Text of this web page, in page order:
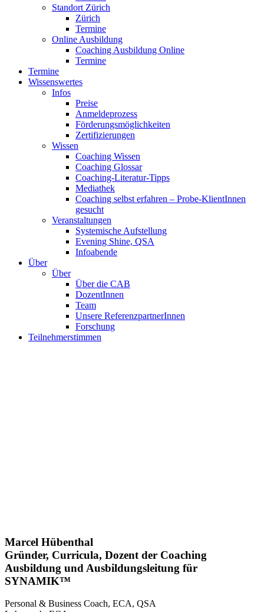
Standort Zürich
Zürich
Termine
Online Ausbildung
Coaching Ausbildung Online
Termine
Termine
Wissenswertes
Infos
Preise
Anmeldeprozess
Förderungsmöglichkeiten
Zertifizierungen
Wissen
Coaching Wissen
Coaching Glossar
Coaching-Literatur-Tipps
Mediathek
Coaching selbst erfahren – Probe-KlientInnen
gesucht
Veranstaltungen
Systemische Aufstellung
Evening Shine, QSA
Infoabende
Über
Über
Über die CAB
DozentInnen
Team
Unsere ReferenzpartnerInnen
Forschung
Teilnehmerstimmen
Marcel Hübenthal
Gründer, Curricula, Dozent der Coaching
Ausbildung und Ausbildungsleitung für
SYNAMIK™
Personal & Business Coach, ECA, QSA